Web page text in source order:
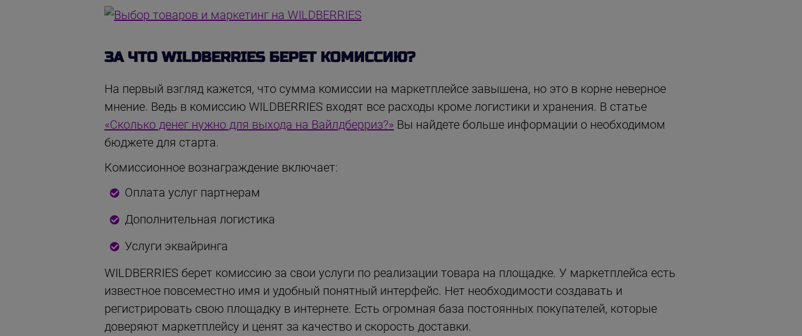
ЗА ЧТО WILDBERRIES БЕРЕТ КОМИССИЮ?
На первый взгляд кажется, что сумма комиссии на маркетплейсе завышена, но это в корне неверное
мнение. Ведь в комиссию WILDBERRIES входят все расходы кроме логистики и хранения. В статье
«Сколько денег нужно для выхода на Вайлдберриз?» Вы найдете больше информации о необходимом
бюджете для старта.
Комиссионное вознаграждение включает:
Оплата услуг партнерам
Дополнительная логистика
Услуги эквайринга
WILDBERRIES берет комиссию за свои услуги по реализации товара на площадке. У маркетплейса есть
известное повсеместно имя и удобный понятный интерфейс. Нет необходимости создавать и
регистрировать свою площадку в интернете. Есть огромная база постоянных покупателей, которые
доверяют маркетплейсу и ценят за качество и скорость доставки.